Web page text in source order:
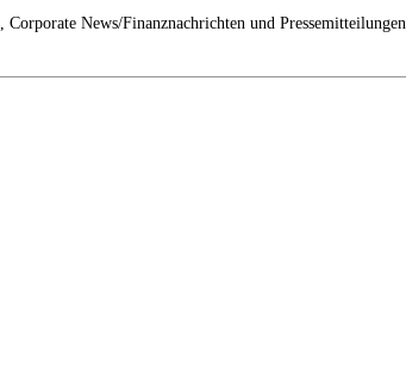
News/Finanznachrichten und Pressemitteilungen.